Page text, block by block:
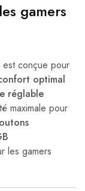
gamers
est conçue pour
optimal
réglable
maximale pour
les gamers